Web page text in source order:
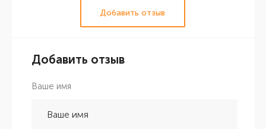
Добавить отзыв
Добавить отзыв
Ваше имя